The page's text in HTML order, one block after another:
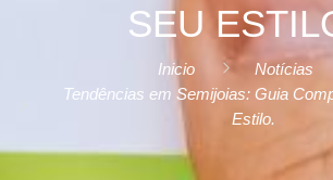
SEU
Inicio
Notícias
Tendências em Semijoias: Guia
Estilo.